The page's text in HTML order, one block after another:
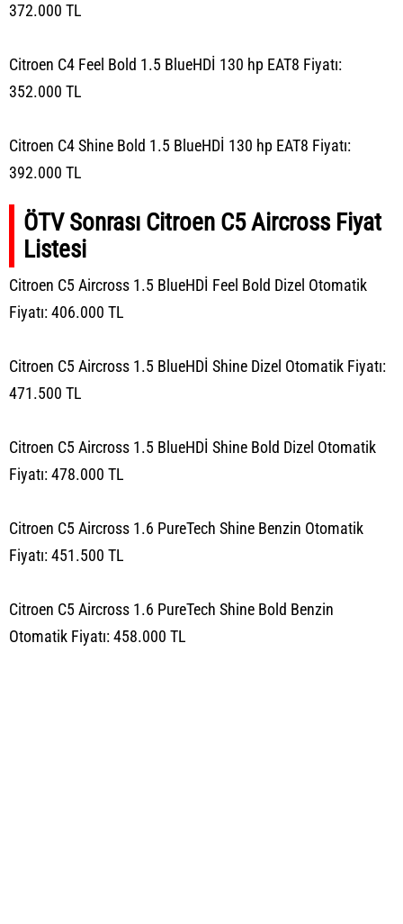
372.000 TL
Citroen C4 Feel Bold 1.5 BlueHDİ 130 hp EAT8 Fiyatı:
352.000 TL
Citroen C4 Shine Bold 1.5 BlueHDİ 130 hp EAT8 Fiyatı:
392.000 TL
ÖTV Sonrası Citroen C5 Aircross Fiyat
Listesi
Citroen C5 Aircross 1.5 BlueHDİ Feel Bold Dizel Otomatik
Fiyatı: 406.000 TL
Citroen C5 Aircross 1.5 BlueHDİ Shine Dizel Otomatik Fiyatı:
471.500 TL
Citroen C5 Aircross 1.5 BlueHDİ Shine Bold Dizel Otomatik
Fiyatı: 478.000 TL
Citroen C5 Aircross 1.6 PureTech Shine Benzin Otomatik
Fiyatı: 451.500 TL
Citroen C5 Aircross 1.6 PureTech Shine Bold Benzin
Otomatik Fiyatı: 458.000 TL